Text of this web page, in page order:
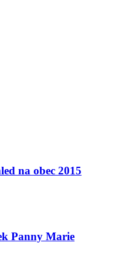
na obec 2015
Panny Marie